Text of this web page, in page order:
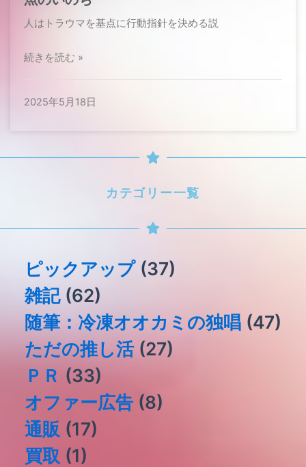
人はトラウマを基点に行動指針を決める説
続きを読む »
2025年5月18日
カテゴリー一覧
ピックアップ(37)
雑記(62)
随筆：冷凍オオカミの独唱 (47)
ただの推し活(27)
ＰＲ (33)
オファー広告 (8)
通販 (17)
買取 (1)